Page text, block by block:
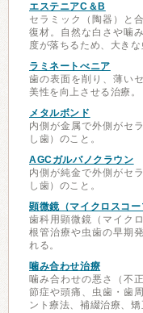
エステニアC＆B
セラミック（陶器）と
復材。自然な白さや噛
度が落ちるため、大きな
ラミネートべニア
歯の表面を削り、薄い
美性を向上させる治療。
メタルボンド
内側が金属で外側がセ
し歯）のこと。
AGCガルバノクラウン
内側が純金で外側がセ
し歯）のこと。
顕微鏡（マイクロスコ
歯科用顕微鏡（マイク
根管治療や虫歯の早期
れる。
噛み合わせ治療
噛み合わせの悪さ（不
節症や頭痛、虫歯・歯
ント療法、補綴治療、